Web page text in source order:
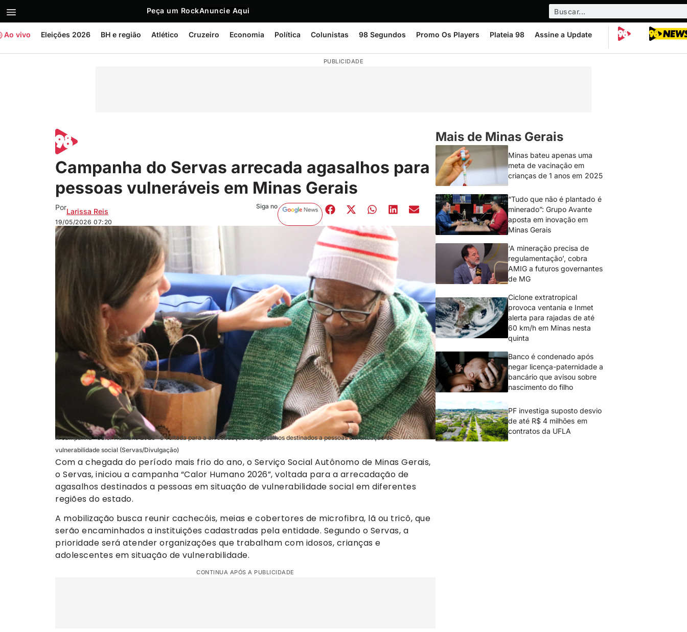
Peça um RockAnuncie Aqui
Ao vivo Eleições 2026 BH e região Atlético Cruzeiro Economia Política Colunistas 98 Segundos Promo Os Players Plateia 98 Assine a Update
PUBLICIDADE
Campanha do Servas arrecada agasalhos para
pessoas vulneráveis em Minas Gerais
PorLarissa Reis
19/05/2026 07:20
Siga no
A campanha “Calor Humano 2026” é voltada para a arrecadação de agasalhos destinados a pessoas em situação de
vulnerabilidade social (Servas/Divulgação)
Com a chegada do período mais frio do ano, o Serviço Social Autônomo de Minas Gerais,
o Servas, iniciou a campanha “Calor Humano 2026”, voltada para a arrecadação de
agasalhos destinados a pessoas em situação de vulnerabilidade social em diferentes
regiões do estado.
A mobilização busca reunir cachecóis, meias e cobertores de microfibra, lã ou tricô, que
serão encaminhados a instituições cadastradas pela entidade. Segundo o Servas, a
prioridade será atender organizações que trabalham com idosos, crianças e
adolescentes em situação de vulnerabilidade.
CONTINUA APÓS A PUBLICIDADE
Mais de Minas Gerais
Minas bateu apenas uma
meta de vacinação em
crianças de 1 anos em 2025
“Tudo que não é plantado é
minerado”: Grupo Avante
aposta em inovação em
Minas Gerais
‘A mineração precisa de
regulamentação’, cobra
AMIG a futuros governantes
de MG
Ciclone extratropical
provoca ventania e Inmet
alerta para rajadas de até
60 km/h em Minas nesta
quinta
Banco é condenado após
negar licença-paternidade a
bancário que avisou sobre
nascimento do filho
PF investiga suposto desvio
de até R$ 4 milhões em
contratos da UFLA